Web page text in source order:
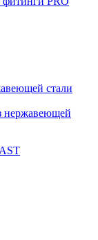
стали
нержавеющей